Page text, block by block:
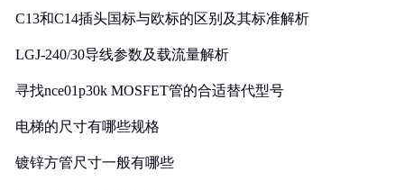
C13和C14插头国标与欧标的区别及其标准解析
LGJ-240/30导线参数及载流量解析
寻找nce01p30k MOSFET管的合适替代型号
电梯的尺寸有哪些规格
镀锌方管尺寸一般有哪些